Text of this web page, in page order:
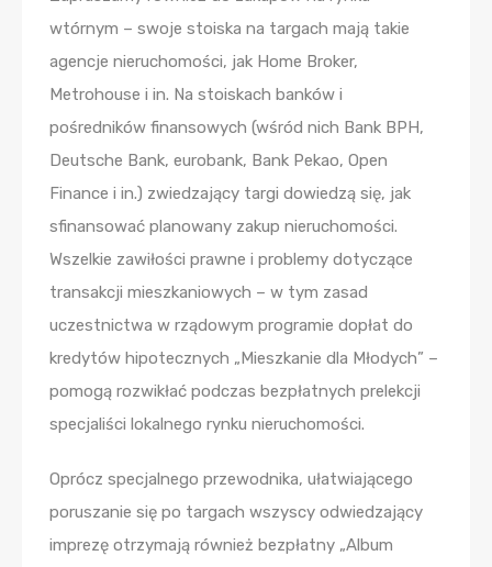
wtórnym – swoje stoiska na targach mają takie
agencje nieruchomości, jak Home Broker,
Metrohouse i in. Na stoiskach banków i
pośredników finansowych (wśród nich Bank BPH,
Deutsche Bank, eurobank, Bank Pekao, Open
Finance i in.) zwiedzający targi dowiedzą się, jak
sfinansować planowany zakup nieruchomości.
Wszelkie zawiłości prawne i problemy dotyczące
transakcji mieszkaniowych – w tym zasad
uczestnictwa w rządowym programie dopłat do
kredytów hipotecznych „Mieszkanie dla Młodych” –
pomogą rozwikłać podczas bezpłatnych prelekcji
specjaliści lokalnego rynku nieruchomości.
Oprócz specjalnego przewodnika, ułatwiającego
poruszanie się po targach wszyscy odwiedzający
imprezę otrzymają również bezpłatny „Album